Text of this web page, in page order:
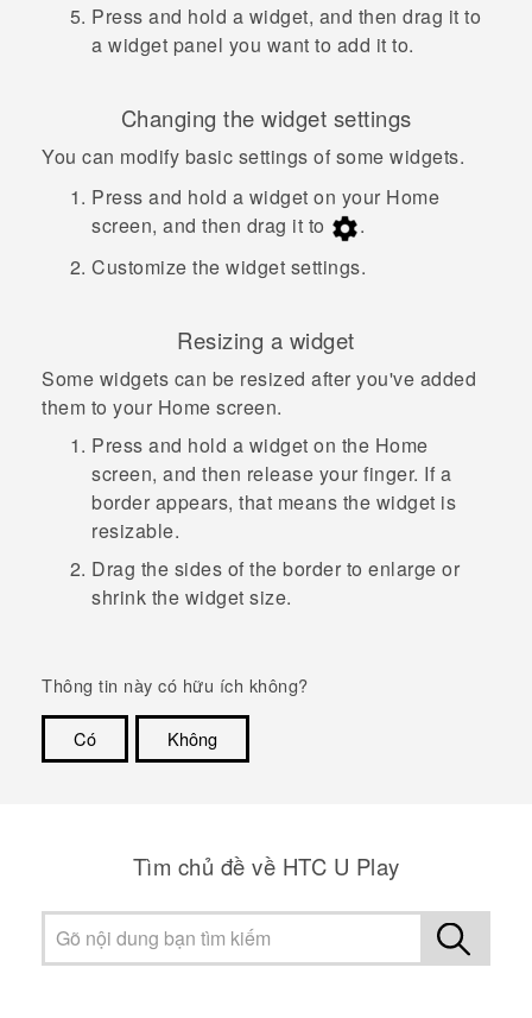
Press and hold a widget, and then drag it to
a widget panel you want to add it to.
Changing the widget settings
You can modify basic settings of some widgets.
Press and hold a widget on your Home
screen, and then drag it to
.
Customize the widget settings.
Resizing a widget
Some widgets can be resized after you've added
them to your Home screen.
Press and hold a widget on the Home
screen, and then release your finger. If a
border appears, that means the widget is
resizable.
Drag the sides of the border to enlarge or
shrink the widget size.
Thông tin này có hữu ích không?
Có
Không
Tìm chủ đề về HTC U Play